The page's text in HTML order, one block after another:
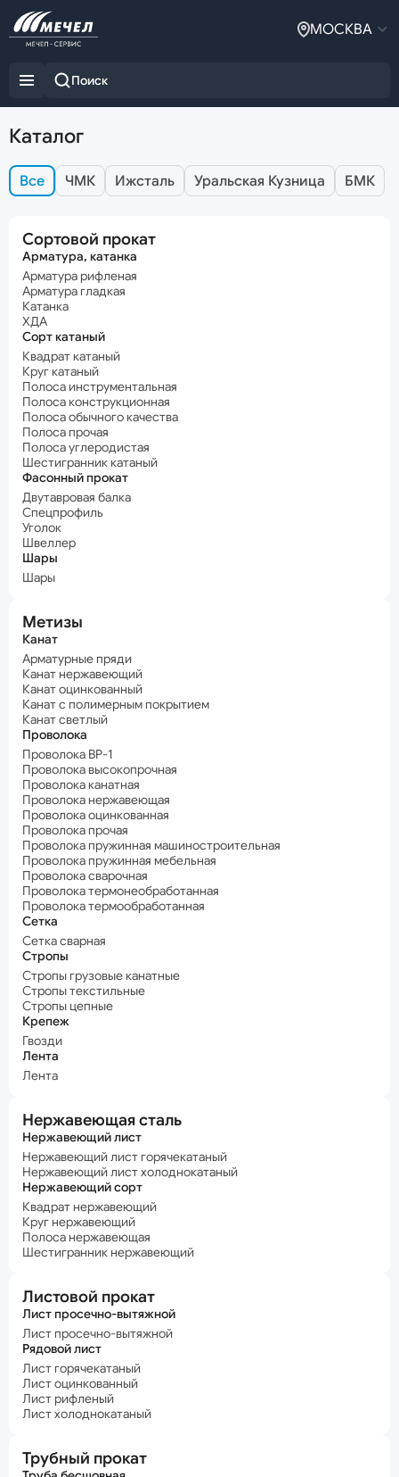
МОСКВА
Каталог
Все ЧМК Ижсталь Уральская Кузница БМК
Сортовой прокат
Арматура, катанка
Арматура рифленая
Арматура гладкая
Катанка
ХДА
Сорт катаный
Квадрат катаный
Круг катаный
Полоса инструментальная
Полоса конструкционная
Полоса обычного качества
Полоса прочая
Полоса углеродистая
Шестигранник катаный
Фасонный прокат
Двутавровая балка
Спецпрофиль
Уголок
Швеллер
Шары
Шары
Метизы
Канат
Арматурные пряди
Канат нержавеющий
Канат оцинкованный
Канат с полимерным покрытием
Канат светлый
Проволока
Проволока ВР-1
Проволока высокопрочная
Проволока канатная
Проволока нержавеющая
Проволока оцинкованная
Проволока прочая
Проволока пружинная машиностроительная
Проволока пружинная мебельная
Проволока сварочная
Проволока термонеобработанная
Проволока термообработанная
Сетка
Сетка сварная
Стропы
Стропы грузовые канатные
Стропы текстильные
Стропы цепные
Крепеж
Гвозди
Лента
Лента
Нержавеющая сталь
Нержавеющий лист
Нержавеющий лист горячекатаный
Нержавеющий лист холоднокатаный
Нержавеющий сорт
Квадрат нержавеющий
Круг нержавеющий
Полоса нержавеющая
Шестигранник нержавеющий
Листовой прокат
Лист просечно-вытяжной
Лист просечно-вытяжной
Рядовой лист
Лист горячекатаный
Лист оцинкованный
Лист рифленый
Лист холоднокатаный
Трубный прокат